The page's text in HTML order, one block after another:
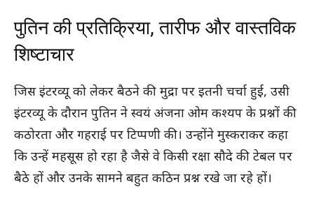
पुतिन की प्रतिक्रिया, तारीफ और वास्तविक
शिष्टाचार
जिस इंटरव्यू को लेकर बैठने की मुद्रा पर इतनी चर्चा हुई, उसी
इंटरव्यू के दौरान पुतिन ने स्वयं अंजना ओम कश्यप के प्रश्नों की
कठोरता और गहराई पर टिप्पणी की। उन्होंने मुस्कराकर कहा
कि उन्हें महसूस हो रहा है जैसे वे किसी रक्षा सौदे की टेबल पर
बैठे हों और उनके सामने बहुत कठिन प्रश्न रखे जा रहे हों।